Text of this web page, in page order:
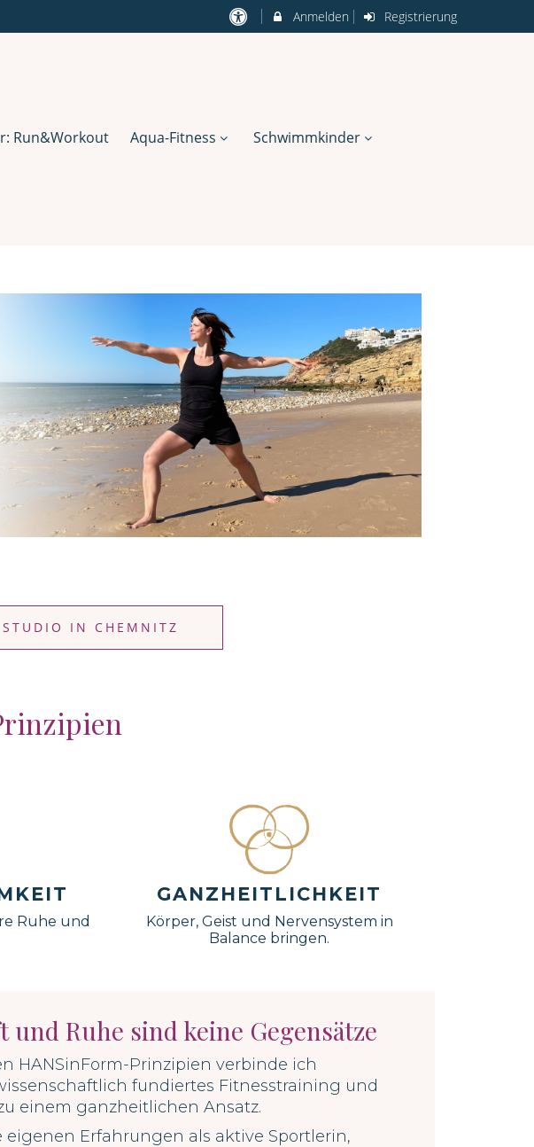
Anmelden Registrierung
Run&Workout Aqua-Fitness Schwimmkinder
STUDIO IN CHEMNITZ
Ruhe und
GANZHEITLICHKEIT
Körper, Geist und Nervensystem in
Balance bringen.
und Ruhe sind keine Gegensätze
HANSinForm-Prinzipien verbinde ich
fundiertes Fitnesstraining und
einem ganzheitlichen Ansatz.
eigenen Erfahrungen als aktive Sportlerin,